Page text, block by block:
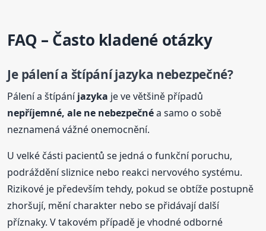
FAQ – Často kladené otázky
Je pálení a štípáníjazyka nebezpečné?
Pálení a štípáníjazyka je ve většině případů
nepříjemné, ale ne nebezpečnéa samo o sobě
neznamená vážné onemocnění.
U velké části pacientů se jedná o funkční poruchu,
podráždění sliznice nebo reakci nervového systému.
Rizikové je především tehdy, pokud se obtíže postupně
zhoršují, mění charakter nebo se přidávají další
příznaky. V takovém případě je vhodné odborné